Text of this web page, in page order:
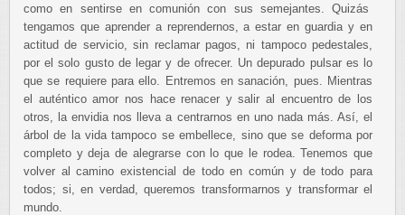
como en sentirse en comunión con sus semejantes. Quizás
tengamos que aprender a reprendernos, a estar en guardia y en
actitud de servicio, sin reclamar pagos, ni tampoco pedestales,
por el solo gusto de legar y de ofrecer. Un depurado pulsar es lo
que se requiere para ello. Entremos en sanación, pues. Mientras
el auténtico amor nos hace renacer y salir al encuentro de los
otros, la envidia nos lleva a centrarnos en uno nada más. Así, el
árbol de la vida tampoco se embellece, sino que se deforma por
completo y deja de alegrarse con lo que le rodea. Tenemos que
volver al camino existencial de todo en común y de todo para
todos; si, en verdad, queremos transformarnos y transformar el
mundo.